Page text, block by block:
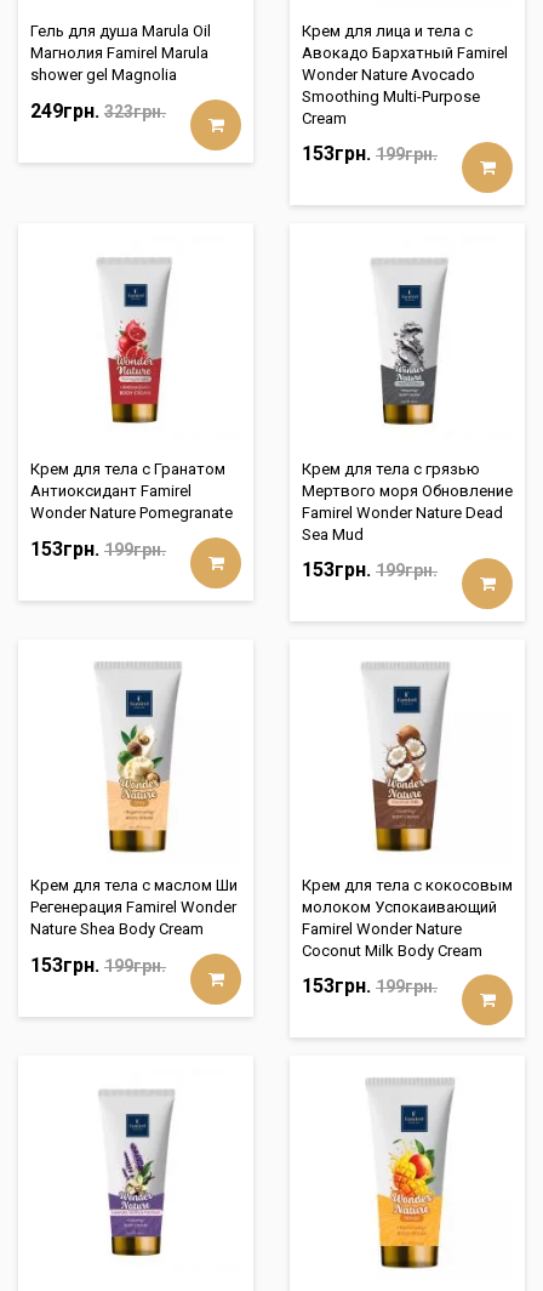
Гель для душа Marula Oil
Магнолия Famirel Marula
shower gel Magnolia
249грн. 323грн.
Крем для лица и тела с
Авокадо Бархатный Famirel
Wonder Nature Avocado
Smoothing Multi-Purpose
Cream
153грн. 199грн.
Крем для тела с Гранатом
Антиоксидант Famirel
Wonder Nature Pomegranate
153грн. 199грн.
Крем для тела с грязью
Мертвого моря Обновление
Famirel Wonder Nature Dead
Sea Mud
153грн. 199грн.
Крем для тела с маслом Ши
Регенерация Famirel Wonder
Nature Shea Body Cream
153грн. 199грн.
Крем для тела с кокосовым
молоком Успокаивающий
Famirel Wonder Nature
Coconut Milk Body Cream
153грн. 199грн.